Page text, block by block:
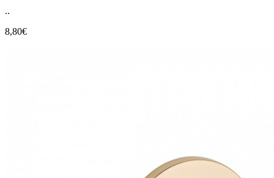
..
8,80€